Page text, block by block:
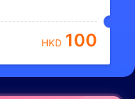
HKD 100